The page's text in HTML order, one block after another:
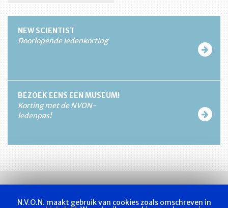
NEW SCIENTIST
Doorlopende ledenkorting
BEZOEK EENS EEN MUSEUM!
Korting met de NVON-
ledenpas!
N.V.O.N. maakt gebruik van cookies zoals omschreven in